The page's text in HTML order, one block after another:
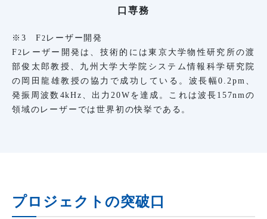
口専務
※3 F2 レーザー開発
F2 レーザー開発は、技術的には東京大学物性研究所の渡
部俊太郎教授、九州大学大学院システム情報科学研究院
の岡田龍雄教授の協力で成功している。波長幅0.2pm、
発振周波数4kHz、出力20Wを達成。これは波長157nmの
領域のレーザーでは世界初の快挙である。
プロジェクトの突破口